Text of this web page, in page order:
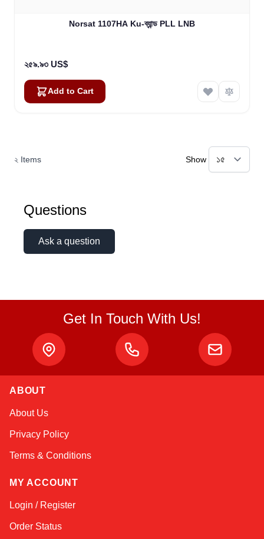
Norsat 1107HA Ku-ব্যান্ড PLL LNB
২৫৯.৯৩ US$
Add to Cart
২ Items Show
Questions
Ask a question
Get In Touch With Us!
ABOUT
About Us
Privacy Policy
Terms & Conditions
MY ACCOUNT
Login / Register
Order Status